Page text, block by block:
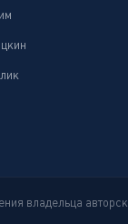
владельца